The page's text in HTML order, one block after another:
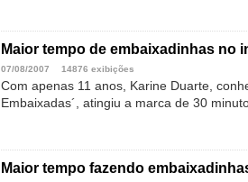
Maior tempo de embaixadinhas no
07/08/2007 14876 exibições
Com apenas 11 anos, Karine Duarte,
Embaixadas´, atingiu a marca de 30
Maior tempo fazendo